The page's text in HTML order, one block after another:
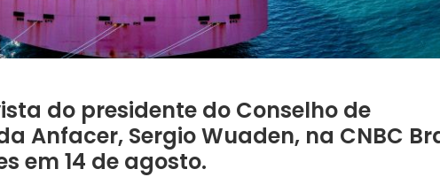
do presidente do Conselho de
Anfacer, Sergio Wuaden, na CNBC
em 14 de agosto.